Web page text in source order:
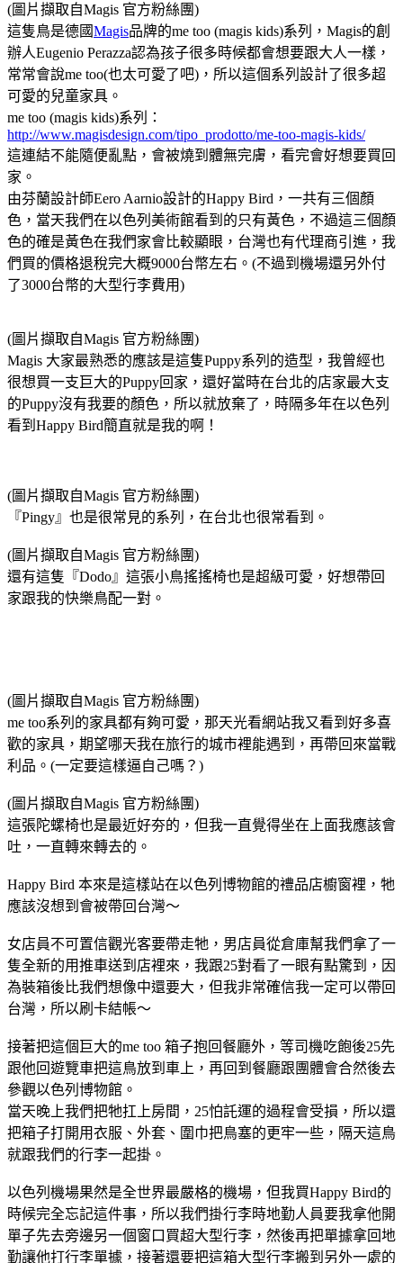
(圖片擷取自Magis 官方粉絲團)
這隻鳥是德國Magis品牌的me too (magis kids)系列，Magis的創
辦人Eugenio Perazza認為孩子很多時候都會想要跟大人一樣，
常常會說me too(也太可愛了吧)，所以這個系列設計了很多超
可愛的兒童家具。
me too (magis kids)系列：
http://www.magisdesign.com/tipo_prodotto/me-too-magis-kids/
這連結不能隨便亂點，會被燒到體無完膚，看完會好想要買回
家。
由芬蘭設計師Eero Aarnio設計的Happy Bird，一共有三個顏
色，當天我們在以色列美術館看到的只有黃色，不過這三個顏
色的確是黃色在我們家會比較顯眼，台灣也有代理商引進，我
們買的價格退稅完大概9000台幣左右。(不過到機場還另外付
了3000台幣的大型行李費用)
(圖片擷取自Magis 官方粉絲團)
Magis 大家最熟悉的應該是這隻Puppy系列的造型，我曾經也
很想買一支巨大的Puppy回家，還好當時在台北的店家最大支
的Puppy沒有我要的顏色，所以就放棄了，時隔多年在以色列
看到Happy Bird簡直就是我的啊！
(圖片擷取自Magis 官方粉絲團)
『Pingy』也是很常見的系列，在台北也很常看到。
(圖片擷取自Magis 官方粉絲團)
還有這隻『Dodo』這張小鳥搖搖椅也是超級可愛，好想帶回
家跟我的快樂鳥配一對。
(圖片擷取自Magis 官方粉絲團)
me too系列的家具都有夠可愛，那天光看網站我又看到好多喜
歡的家具，期望哪天我在旅行的城市裡能遇到，再帶回來當戰
利品。(一定要這樣逼自己嗎？)
(圖片擷取自Magis 官方粉絲團)
這張陀螺椅也是最近好夯的，但我一直覺得坐在上面我應該會
吐，一直轉來轉去的。
Happy Bird 本來是這樣站在以色列博物館的禮品店櫥窗裡，牠
應該沒想到會被帶回台灣～
女店員不可置信觀光客要帶走牠，男店員從倉庫幫我們拿了一
隻全新的用推車送到店裡來，我跟25對看了一眼有點驚到，因
為裝箱後比我們想像中還要大，但我非常確信我一定可以帶回
台灣，所以刷卡結帳～
接著把這個巨大的me too 箱子抱回餐廳外，等司機吃飽後25先
跟他回遊覽車把這鳥放到車上，再回到餐廳跟團體會合然後去
參觀以色列博物館。
當天晚上我們把牠扛上房間，25怕託運的過程會受損，所以還
把箱子打開用衣服、外套、圍巾把鳥塞的更牢一些，隔天這鳥
就跟我們的行李一起掛。
以色列機場果然是全世界最嚴格的機場，但我買Happy Bird的
時候完全忘記這件事，所以我們掛行李時地勤人員要我拿他開
單子先去旁邊另一個窗口買超大型行李，然後再把單據拿回地
勤讓他打行李單據，接著還要把這箱大型行李搬到另外一處的